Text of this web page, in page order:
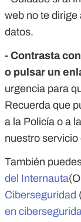
web no te dirige
datos.
- Contrasta
o pulsar un
urgencia para
Recuerda que
a la Policía o a
nuestro servicio
También
del Internauta
Ciberseguridad
en